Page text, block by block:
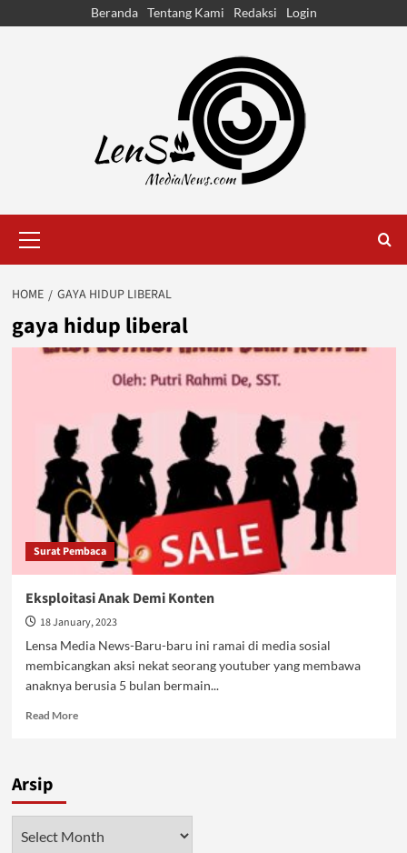
Beranda Tentang Kami Redaksi Login
Menu
HOME GAYA HIDUP LIBERAL
gaya hidup liberal
Surat Pembaca
Eksploitasi Anak Demi Konten
18 January, 2023
Lensa Media News-Baru-baru ini ramai di media sosial
membicangkan aksi nekat seorang youtuber yang membawa
anaknya berusia 5 bulan bermain...
Read MoreRead
Konten
Arsip